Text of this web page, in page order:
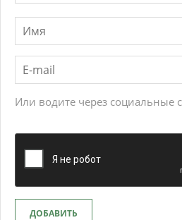
Или водите через социальные
ДОБАВИТЬ